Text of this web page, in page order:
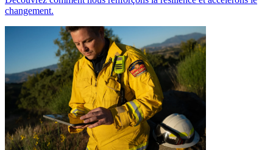
changement.